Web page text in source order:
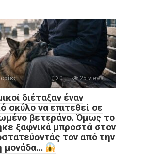
0 25 views
διέταξαν έναν
σκύλο να επιτεθεί σε
βετεράνο. Όμως το
ξαφνικά μπροστά στον
τον από την
μονάδα…